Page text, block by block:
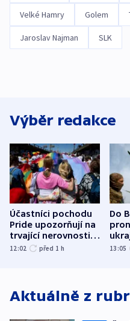
Velké Hamry Golem
Jaroslav Najman SLK
Výběr redakce
Účastníci pochodu
Pride upozorňují na
trvající nerovnosti i
společenskou
12:02 před 1 h
Do
13:05
Aktuálně z